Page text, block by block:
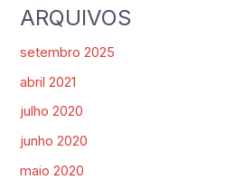
ARQUIVOS
setembro 2025
abril 2021
julho 2020
junho 2020
maio 2020